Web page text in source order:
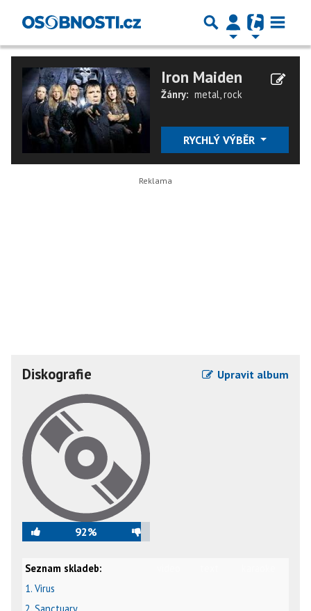
Iron Maiden
Žánry: metal,rock
RYCHLÝ VÝBĚR
Diskografie Upravit album
92%
Seznam skladeb:
1. Virus